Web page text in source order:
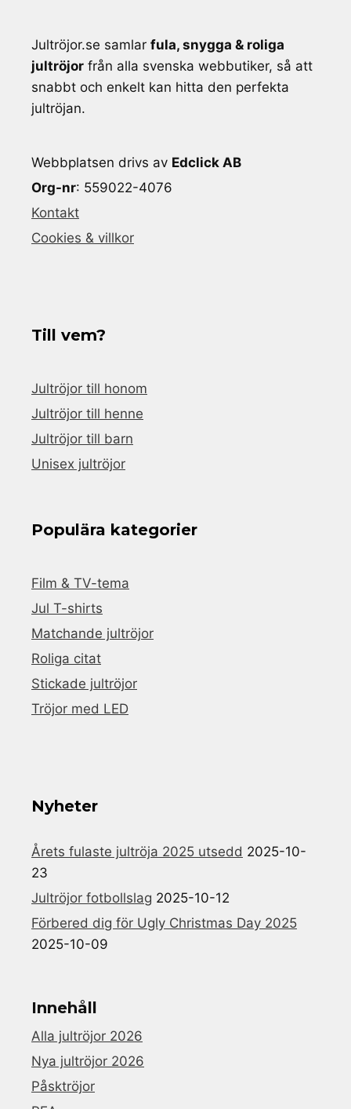
Jultröjor.se samlar fula, snygga & roliga
jultröjor från alla svenska webbutiker, så att
snabbt och enkelt kan hitta den perfekta
jultröjan.
Webbplatsen drivs av Edclick AB
Org-nr: 559022-4076
Kontakt
Cookies & villkor
Till vem?
Jultröjor till honom
Jultröjor till henne
Jultröjor till barn
Unisex jultröjor
Populära kategorier
Film & TV-tema
Jul T-shirts
Matchande jultröjor
Roliga citat
Stickade jultröjor
Tröjor med LED
Nyheter
Årets fulaste jultröja 2025 utsedd 2025-10-
23
Jultröjor fotbollslag 2025-10-12
Förbered dig för Ugly Christmas Day 2025
2025-10-09
Innehåll
Alla jultröjor 2026
Nya jultröjor 2026
Påsktröjor